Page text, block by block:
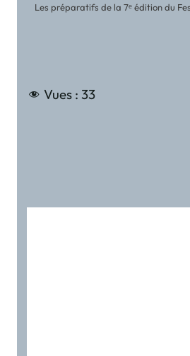
Les préparatifs de la 7ᵉ édition du
Vues : 33